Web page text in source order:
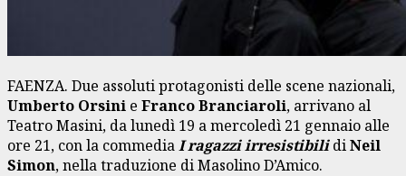
FAENZA. Due assoluti protagonisti delle scene nazionali,
Umberto Orsini e Franco Branciaroli, arrivano al
Teatro Masini, da lunedì 19 a mercoledì 21 gennaio alle
ore 21, con la commediaI ragazzi irresistibilidiNeil
Simon, nella traduzione di Masolino D’Amico.